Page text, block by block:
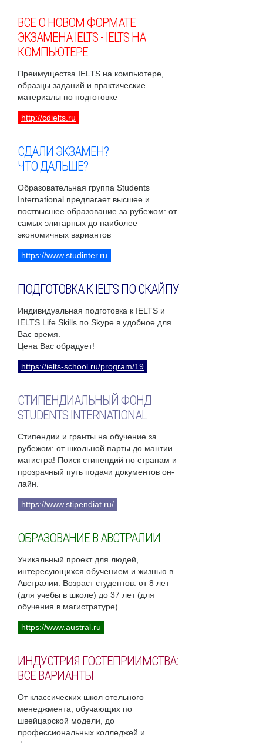
ВСЕ О НОВОМ ФОРМАТЕ
ЭКЗАМЕНА IELTS - IELTS НА
КОМПЬЮТЕРЕ
Преимущества IELTS на компьютере,
образцы заданий и практические
материалы по подготовке
http://cdielts.ru
СДАЛИ ЭКЗАМЕН?
ЧТО ДАЛЬШЕ?
Образовательная группа Students
International предлагает высшее и
поствысшее образование за рубежом: от
самых элитарных до наиболее
экономичных вариантов
https://www.studinter.ru
ПОДГОТОВКА К IELTS ПО СКАЙПУ
Индивидуальная подготовка к IELTS и
IELTS Life Skills по Skype в удобное для
Вас время.
Цена Вас обрадует!
https://ielts-school.ru/program/19
СТИПЕНДИАЛЬНЫЙ ФОНД
STUDENTS INTERNATIONAL
Стипендии и гранты на обучение за
рубежом: от школьной парты до мантии
магистра! Поиск стипендий по странам и
прозрачный путь подачи документов он-
лайн.
https://www.stipendiat.ru/
ОБРАЗОВАНИЕ В АВСТРАЛИИ
Уникальный проект для людей,
интересующихся обучением и жизнью в
Австралии. Возраст студентов: от 8 лет
(для учебы в школе) до 37 лет (для
обучения в магистратуре).
https://www.austral.ru
ИНДУСТРИЯ ГОСТЕПРИИМСТВА:
ВСЕ ВАРИАНТЫ
От классических школ отельного
менеджмента, обучающих по
швейцарской модели, до
профессиональных колледжей и